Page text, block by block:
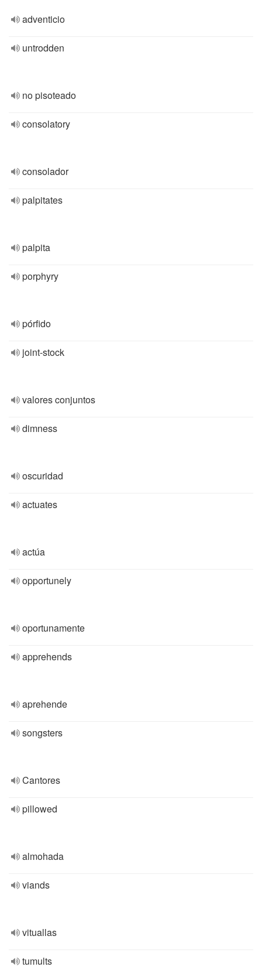
adventicio
untrodden
no pisoteado
consolatory
consolador
palpitates
palpita
porphyry
pórfido
joint-stock
valores conjuntos
dimness
oscuridad
actuates
actúa
opportunely
oportunamente
apprehends
aprehende
songsters
Cantores
pillowed
almohada
viands
vituallas
tumults